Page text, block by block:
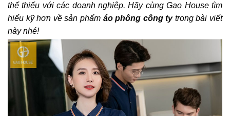
thể thiếu với các doanh nghiệp. Hãy cùng Gạo House tìm
hiểu kỹ hơn về sản phẩm áo phông công tytrong bài viết
này nhé!